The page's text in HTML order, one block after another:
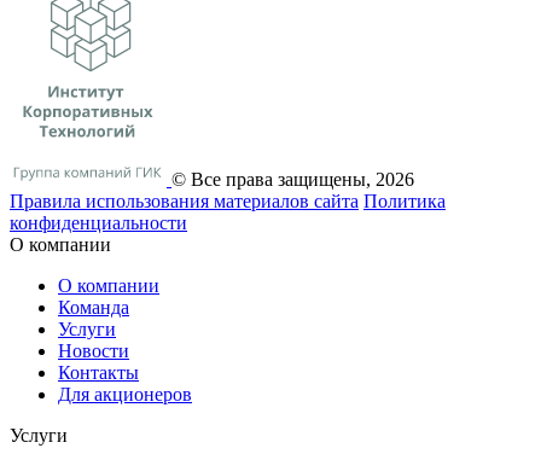
© Все права защищены, 2026
Правила использования материалов сайта Политика
конфиденциальности
О компании
О компании
Команда
Услуги
Новости
Контакты
Для акционеров
Услуги